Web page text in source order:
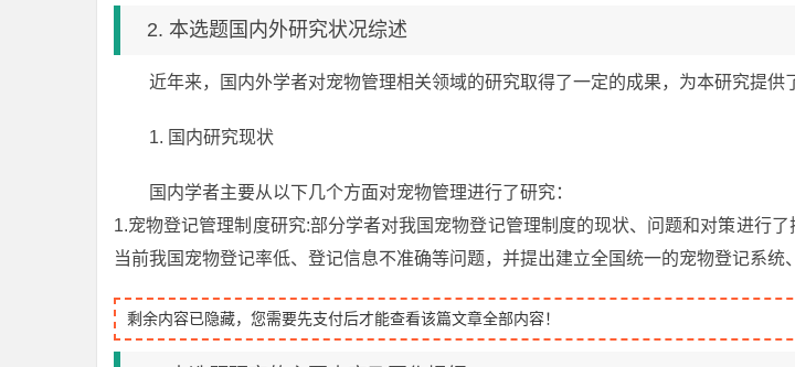
2. 本选题国内外研究状况综述
近年来，国内外学者对宠物管理相关领域的研究取得了一定的成果，为本研究提供
1. 国内研究现状
国内学者主要从以下几个方面对宠物管理进行了研究：
1.宠物登记管理制度研究:部分学者对我国宠物登记管理制度的现状、问题和对策进行
当前我国宠物登记率低、登记信息不准确等问题，并提出建立全国统一的宠物登记系统
剩余内容已隐藏，您需要先支付后才能查看该篇文章全部内容！